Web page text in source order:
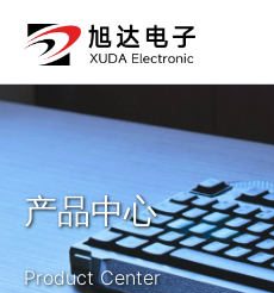
产品中心
Product Center